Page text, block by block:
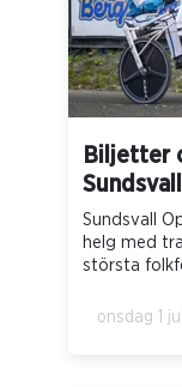
Biljetter
Sundsvall
helg med
största
onsdag 1